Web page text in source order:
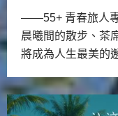
——55+ 青春旅人專
晨曦間的散步、茶
將成為人生最美的